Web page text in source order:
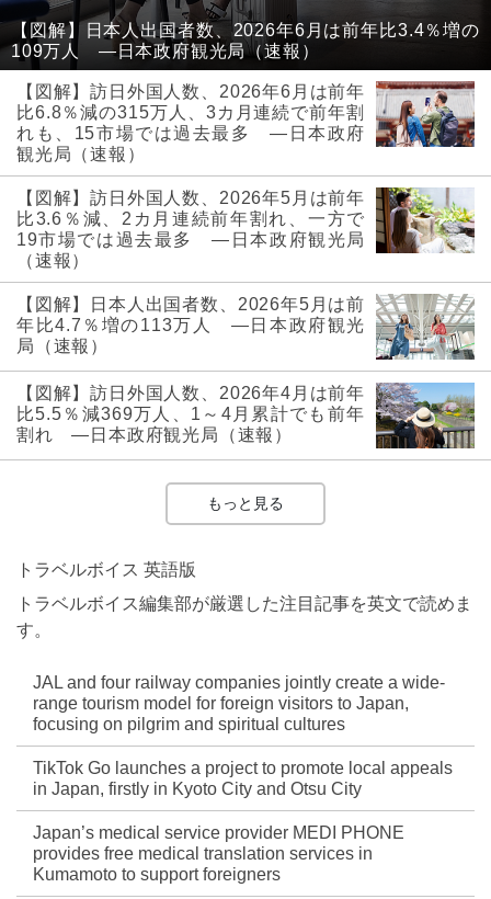
【図解】日本人出国者数、2026年6月は前年比3.4％増の
109万人 ―日本政府観光局（速報）
【図解】訪日外国人数、2026年6月は前年
比6.8％減の315万人、3カ月連続で前年割
れも、15市場では過去最多 ―日本政府
観光局（速報）
【図解】訪日外国人数、2026年5月は前年
比3.6％減、2カ月連続前年割れ、一方で
19市場では過去最多 ―日本政府観光局
（速報）
【図解】日本人出国者数、2026年5月は前
年比4.7％増の113万人 ―日本政府観光
局（速報）
【図解】訪日外国人数、2026年4月は前年
比5.5％減369万人、1～4月累計でも前年
割れ ―日本政府観光局（速報）
もっと見る
トラベルボイス 英語版
トラベルボイス編集部が厳選した注目記事を英文で読めま
す。
JAL and four railway companies jointly create a wide-
range tourism model for foreign visitors to Japan,
focusing on pilgrim and spiritual cultures
TikTok Go launches a project to promote local appeals
in Japan, firstly in Kyoto City and Otsu City
Japan’s medical service provider MEDI PHONE
provides free medical translation services in
Kumamoto to support foreigners